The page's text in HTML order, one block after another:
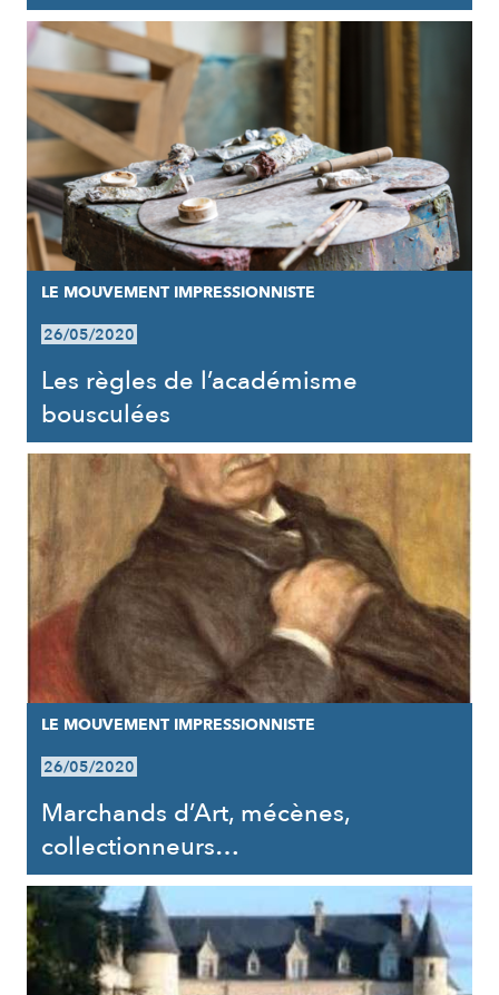
LE MOUVEMENT IMPRESSIONNISTE
26/05/2020
Les règles de l’académisme
bousculées
LE MOUVEMENT IMPRESSIONNISTE
26/05/2020
Marchands d’Art, mécènes,
collectionneurs…